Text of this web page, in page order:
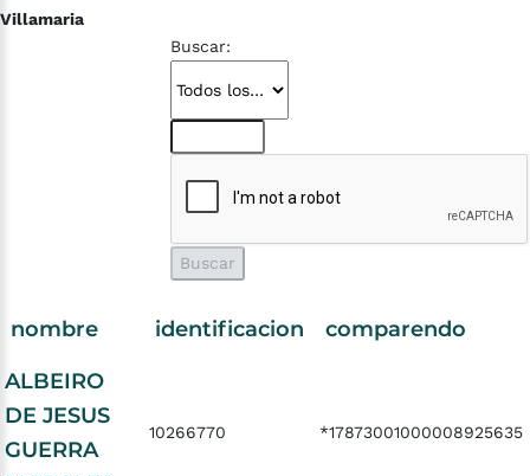
Villamaria
Buscar:
nombre identificacion
comparendo
ALBEIRO
DE JESUS
GUERRA
10266770 *17873001000008925635